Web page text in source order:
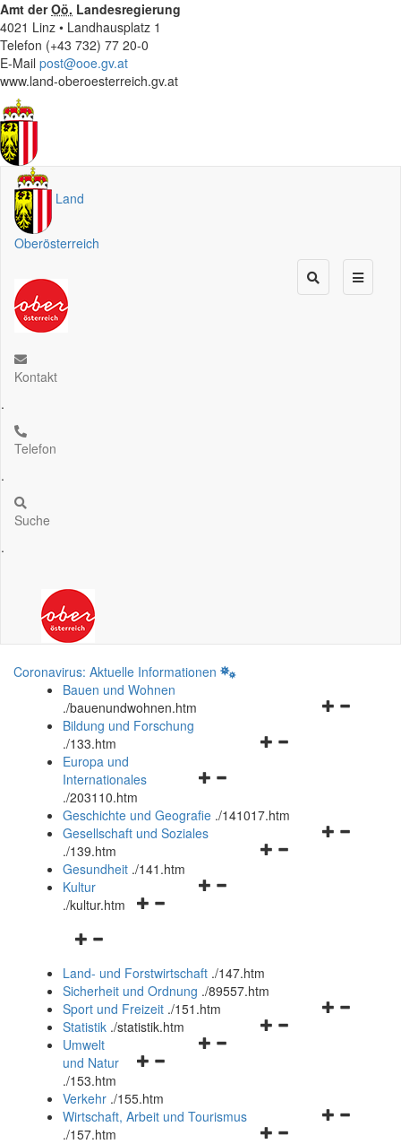
Amt derOö. Landesregierung
4021 Linz • Landhausplatz 1
Telefon (+43 732) 77 20-0
E-Mail post@ooe.gv.at
www.land-oberoesterreich.gv.at
Land
Oberösterreich
Kontakt
.
Telefon
.
Suche
.
Coronavirus: Aktuelle Informationen
Bauen und Wohnen
./bauenundwohnen.htm
Navigationsmenü
Bildung und Forschung
./133.htm
Navigationsmenü
und
schließen
Europa und
Internationales
./203110.htm
Geschichte und Geografie ./141017.htm
Navigationsmenü
Gesellschaft und Soziales
./139.htm
Navigationsmenü
Gesundheit ./141.htm
Navigationsmenü
Kultur
./kultur.htm
Navigationsmenü
und
schließen
Land- und Forstwirtschaft ./147.htm
Sicherheit und Ordnung ./89557.htm
Navigationsmenü
Sport und Freizeit ./151.htm
Navigationsmenü
Statistik ./statistik.htm
Navigationsmenü
und
schließen
Umwelt
und Natur
./153.htm
Verkehr ./155.htm
Navigationsmenü
Wirtschaft, Arbeit und Tourismus
./157.htm